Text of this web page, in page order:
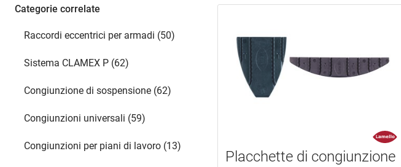
Selezione
non più disponibile
Categorie correlate
Raccordi eccentrici per armadi (50)
Sistema CLAMEX P (62)
Congiunzione di sospensione (62)
Congiunzioni universali (59)
Congiunzioni per piani di lavoro (13)
Placchette di congiunzione